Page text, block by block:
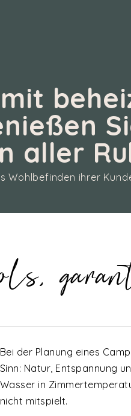
aller
Wohlbefinden ihrer
Bei der Planung eines
Sinn: Natur, Entspannung
Wasser in
nicht mitspielt.